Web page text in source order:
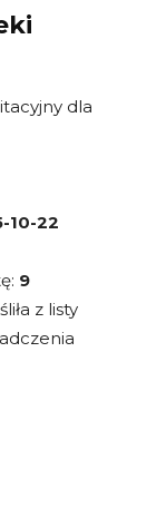
dla
10-22
9
z listy